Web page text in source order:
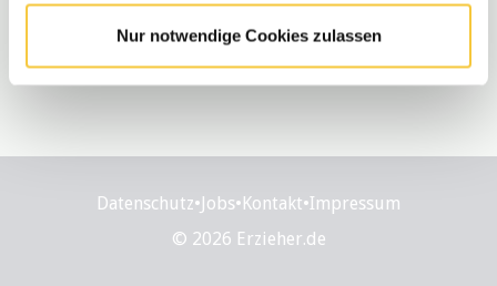
Nur notwendige Cookies zulassen
Datenschutz•Jobs•Kontakt•Impressum
© 2026 Erzieher.de